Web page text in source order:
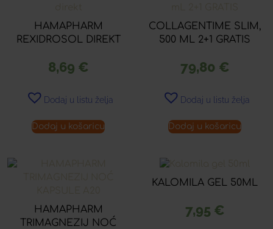
HAMAPHARM
REXIDROSOL DIREKT
8,69 €
Dodaj u listu želja
Dodaj u košaricu
COLLAGENTIME SLIM,
500 ML 2+1 GRATIS
79,80 €
Dodaj u listu želja
Dodaj u košaricu
HAMAPHARM
TRIMAGNEZIJ NOĆ
KALOMILA GEL 50ML
7,95 €